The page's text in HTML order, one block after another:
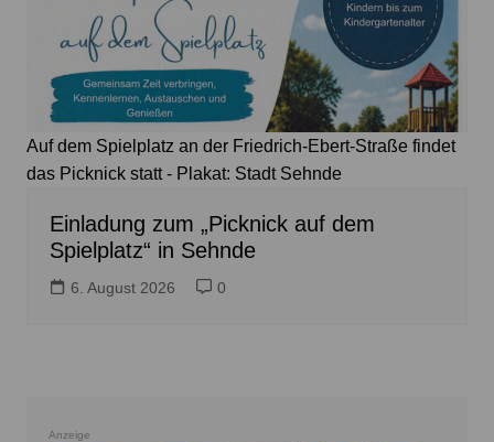
Auf dem Spielplatz an der Friedrich-Ebert-Straße findet
das Picknick statt - Plakat: Stadt Sehnde
Einladung zum „Picknick auf dem
Spielplatz“ in Sehnde
6. August 2026 0
Anzeige